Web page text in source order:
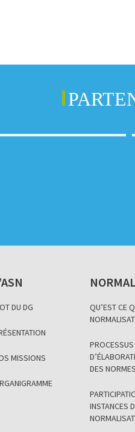
DU DG
MISSIONS
QU’EST CE
PROCESSUS
DES NORMES
INSTANCES